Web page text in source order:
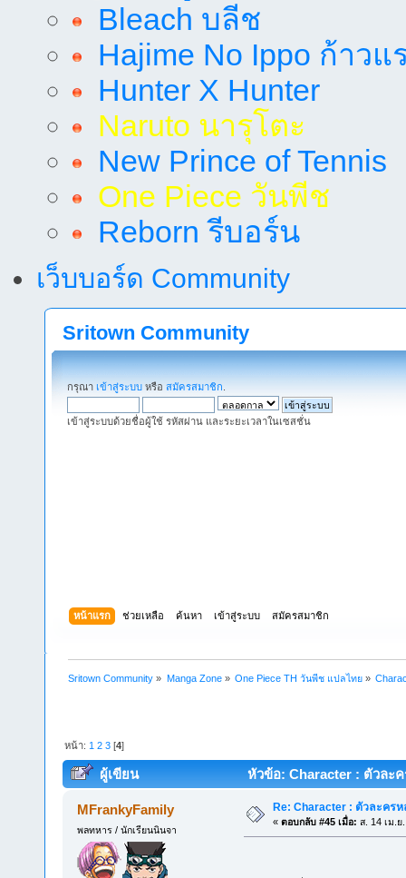
Bleach บลีช
Hajime No Ippo ก้าวแ
Hunter X Hunter
Naruto นารุโตะ
New Prince of Tennis
One Piece วันพีช
Reborn รีบอร์น
เว็บบอร์ด Community
Sritown Community
กรุณา เข้าสู่ระบบ หรือ สมัครสมาชิก
เข้าสู่ระบบด้วยชื่อผู้ใช้ รหัสผ่าน และระยะเวลาในเซสชั่น
หน้าแรก ช่วยเหลือ ค้นหา เข้าสู่ระบบ สมัครสมาชิก
Sritown Community » Manga Zone» One Piece TH วันพีช แปลไทย»
หน้า: 1 2 3 [4]
ผู้เขียน หัวข้อ: Character : ตัวละ
MFrankyFamily
พลทหาร / นักเรียนนินจา
Re: Character : ตัวละคร
« ตอบกลับ #45 เมื่อ: ส. 14 เม.ย